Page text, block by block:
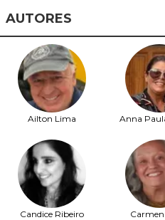
AUTORES
Ailton Lima Anna
Candice Ribeiro